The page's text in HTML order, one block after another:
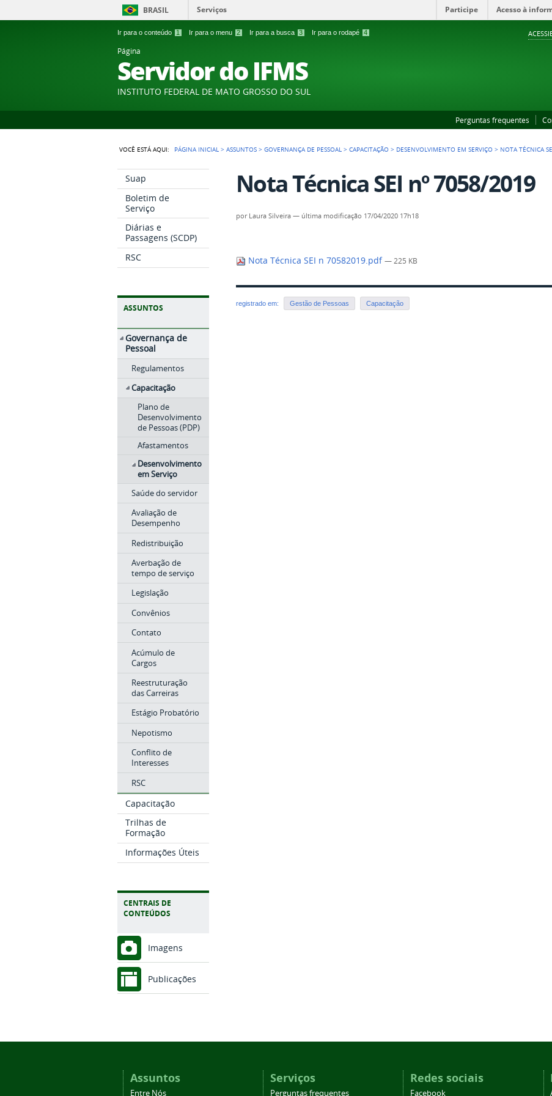
Ir para o conteúdo 1 Ir para o menu 2 Ir para a busca 3 Ir para o rodapé 4
BRASIL Serviços Participe Acesso à
Página
Servidor do IFMS
INSTITUTO FEDERAL DE MATO GROSSO DO SUL
Perguntas frequentes
VOCÊ ESTÁ AQUI: PÁGINA INICIAL >ASSUNTOS >GOVERNANÇA DE PESSOAL >CAPACITAÇÃO > DESENVOLVIMENTO EM SERVIÇO > NOTA TÉCNICA
Suap
Boletim de
Serviço
Diárias e
Passagens (SCDP)
RSC
ASSUNTOS
Governança de
Pessoal
Regulamentos
Capacitação
Plano de
Desenvolvimento
de Pessoas (PDP)
Afastamentos
Desenvolvimento
em Serviço
Saúde do servidor
Avaliação de
Desempenho
Redistribuição
Averbação de
tempo de serviço
Legislação
Convênios
Contato
Acúmulo de
Cargos
Reestruturação
das Carreiras
Estágio Probatório
Nepotismo
Conflito de
Interesses
RSC
Capacitação
Trilhas de
Formação
Informações Úteis
CENTRAIS DE
CONTEÚDOS
Imagens
Publicações
Nota Técnica SEI nº 7058/2019
por Laura Silveira — última modificação 17/04/2020 17h18
Nota Técnica SEI n 70582019.pdf— 225 KB
registrado em: Gestão de Pessoas Capacitação
Assuntos
Entre Nós
Serviços
Perguntas frequentes
Redes sociais
Facebook